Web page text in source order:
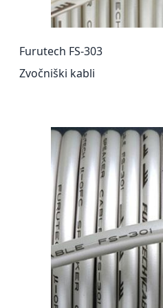
Furutech FS-303
Zvočniški kabli